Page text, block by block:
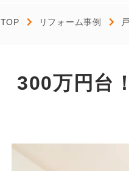
TOP リフォーム事例
300万円台